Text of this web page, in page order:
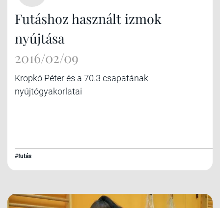
Futáshoz használt izmok
nyújtása
2016/02/09
Kropkó Péter és a 70.3 csapatának
nyújtógyakorlatai
#futás